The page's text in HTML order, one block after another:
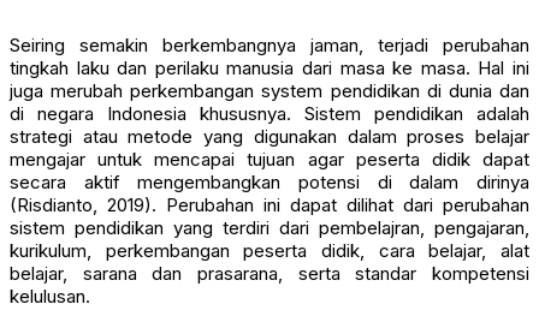
Seiring semakin berkembangnya jaman, terjadi perubahan
tingkah laku dan perilaku manusia dari masa ke masa. Hal ini
juga merubah perkembangan system pendidikan di dunia dan
di negara Indonesia khususnya. Sistem pendidikan adalah
strategi atau metode yang digunakan dalam proses belajar
mengajar untuk mencapai tujuan agar peserta didik dapat
secara aktif mengembangkan potensi di dalam dirinya
(Risdianto, 2019). Perubahan ini dapat dilihat dari perubahan
sistem pendidikan yang terdiri dari pembelajran, pengajaran,
kurikulum, perkembangan peserta didik, cara belajar, alat
belajar, sarana dan prasarana, serta standar kompetensi
kelulusan.